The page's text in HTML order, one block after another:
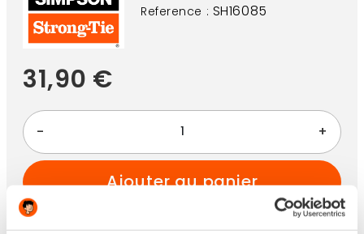
Reference : SH16085
31,90 €
- +
ajouter au panier